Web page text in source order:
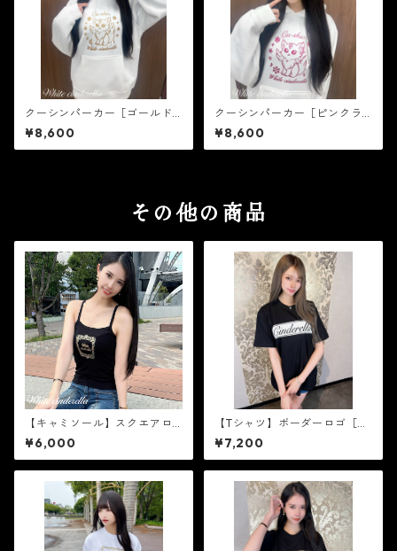
クーシンパーカー［ゴールド
ラメ］
¥8,600
クーシンパーカー［ピンクラ
メ］
¥8,600
その他の商品
【キャミソール】スクエアロ
ゴ［黒×ゴールド箔］
¥6,000
【Tシャツ】ボーダーロゴ［黒
×白］
¥7,200